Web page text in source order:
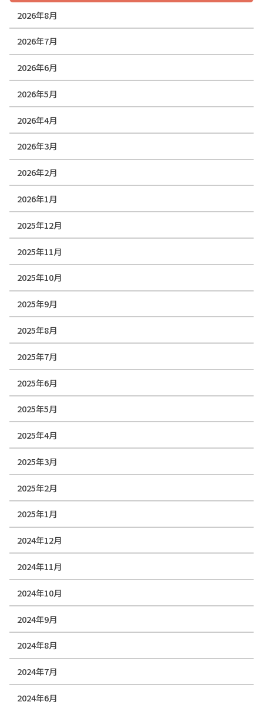
2026年8月
2026年7月
2026年6月
2026年5月
2026年4月
2026年3月
2026年2月
2026年1月
2025年12月
2025年11月
2025年10月
2025年9月
2025年8月
2025年7月
2025年6月
2025年5月
2025年4月
2025年3月
2025年2月
2025年1月
2024年12月
2024年11月
2024年10月
2024年9月
2024年8月
2024年7月
2024年6月